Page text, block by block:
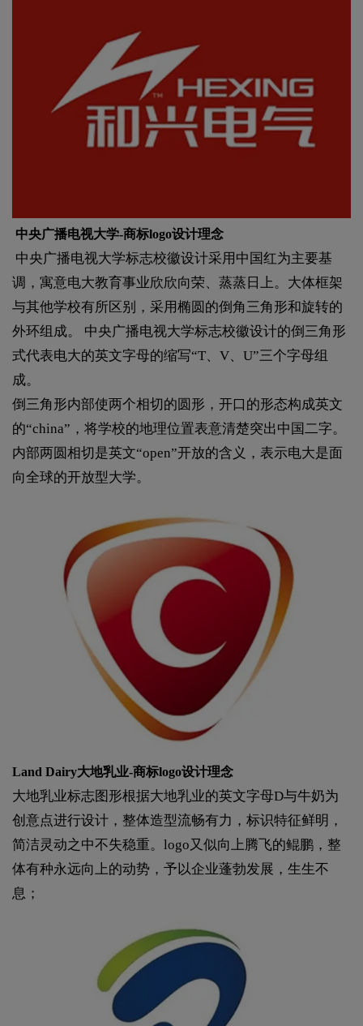
中央广播电视大学-商标logo设计理念
中央广播电视大学标志校徽设计采用中国红为主要基
调，寓意电大教育事业欣欣向荣、蒸蒸日上。大体框架
与其他学校有所区别，采用椭圆的倒角三角形和旋转的
外环组成。 中央广播电视大学标志校徽设计的倒三角形
式代表电大的英文字母的缩写“T、V、U”三个字母组
成。
倒三角形内部使两个相切的圆形，开口的形态构成英文
的“china”，将学校的地理位置表意清楚突出中国二字。
内部两圆相切是英文“open”开放的含义，表示电大是面
向全球的开放型大学。
Land Dairy大地乳业-商标logo设计理念
大地乳业标志图形根据大地乳业的英文字母D与牛奶为
创意点进行设计，整体造型流畅有力，标识特征鲜明，
简洁灵动之中不失稳重。logo又似向上腾飞的鲲鹏，整
体有种永远向上的动势，予以企业蓬勃发展，生生不
息；